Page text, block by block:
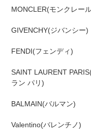
MONCLER(モンクレー
GIVENCHY(ジバンシー)
FENDI(フェンディ)
SAINT LAURENT
ラン パリ)
BALMAIN(バルマン)
Valentino(バレンチノ)